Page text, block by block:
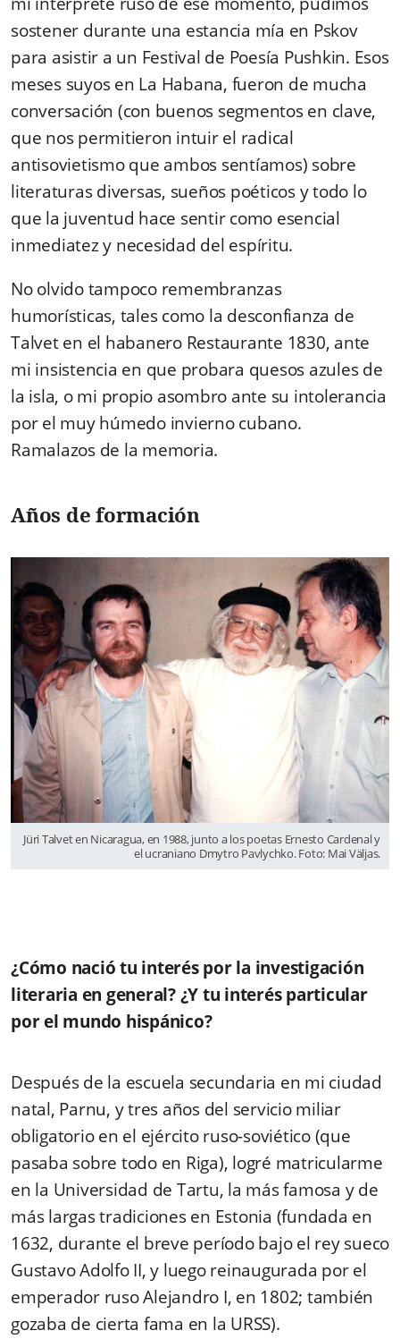
sostener durante una estancia mía en Pskov
para asistir a un Festival de Poesía Pushkin. Esos
meses suyos en La Habana, fueron de mucha
conversación (con buenos segmentos en clave,
que nos permitieron intuir el radical
antisovietismo que ambos sentíamos) sobre
literaturas diversas, sueños poéticos y todo lo
que la juventud hace sentir como esencial
inmediatez y necesidad del espíritu.
No olvido tampoco remembranzas
humorísticas, tales como la desconfianza de
Talvet en el habanero Restaurante 1830, ante
mi insistencia en que probara quesos azules de
la isla, o mi propio asombro ante su intolerancia
por el muy húmedo invierno cubano.
Ramalazos de la memoria.
Años de formación
Jüri Talvet en Nicaragua, en 1988, junto a los poetas Ernesto Cardenal y
el ucraniano Dmytro Pavlychko. Foto: Mai Väljas.
¿Cómo nació tu interés por la investigación
literaria en general? ¿Y tu interés particular
por el mundo hispánico?
Después de la escuela secundaria en mi ciudad
natal, Parnu, y tres años del servicio miliar
obligatorio en el ejército ruso-soviético (que
pasaba sobre todo en Riga), logré matricularme
en la Universidad de Tartu, la más famosa y de
más largas tradiciones en Estonia (fundada en
1632, durante el breve período bajo el rey sueco
Gustavo Adolfo II, y luego reinaugurada por el
emperador ruso Alejandro I, en 1802; también
gozaba de cierta fama en la URSS).